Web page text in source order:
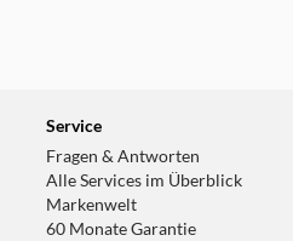
Service
Fragen & Antworten
Alle Services im Überblick
Markenwelt
60 Monate Garantie